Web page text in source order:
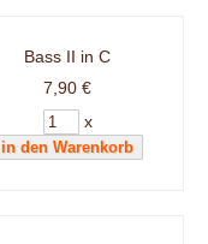
Bass II in C
7,90 €
x